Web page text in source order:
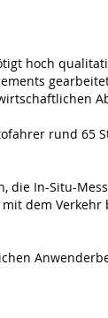
hoch
rund
die In-Situ-
dem